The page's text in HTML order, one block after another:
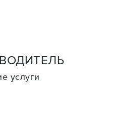
услуги